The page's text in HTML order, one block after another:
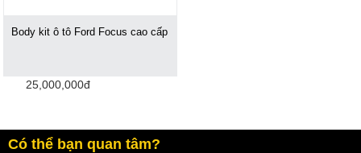
Body kit ô tô Ford Focus cao cấp
25,000,000đ
Có thể bạn quan tâm?